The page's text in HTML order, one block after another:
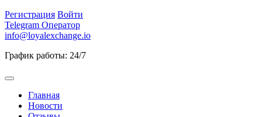
Регистрация Войти
Telegram Оператор
info@loyalexchange.io
График работы: 24/7
Главная
Новости